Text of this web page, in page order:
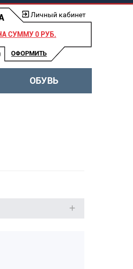
Личный кабинет
СУММУ0 РУБ.
ОФОРМИТЬ
ОБУВЬ